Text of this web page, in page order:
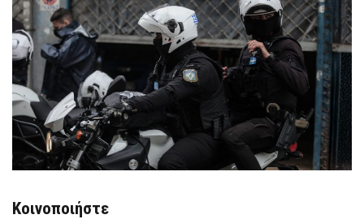
Κοινοποιήστε